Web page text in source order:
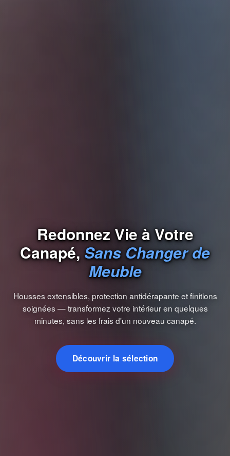
Redonnez Vie à Votre
Canapé,Sans Changer de
Meuble
Housses extensibles, protection antidérapante et finitions
soignées — transformez votre intérieur en quelques
minutes, sans les frais d'un nouveau canapé.
Découvrir la sélection